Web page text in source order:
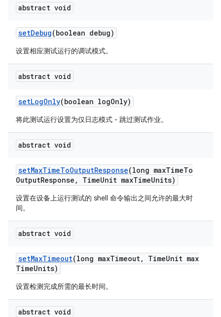
abstract void
setDebug(boolean debug)
设置相应测试运行的调试模式。
abstract void
setLogOnly(boolean logOnly)
将此测试运行设置为仅日志模式 - 跳过测试作业。
abstract void
setMaxTimeToOutputResponse(long maxTimeTo
OutputResponse , TimeUnit maxTimeUnits)
设置在设备上运行测试的 shell 命令输出之间允许的最大时
间。
abstract void
setMaxTimeout(long maxTimeout, TimeUnit max
TimeUnits)
设置检测完成所需的最长时间。
abstract void